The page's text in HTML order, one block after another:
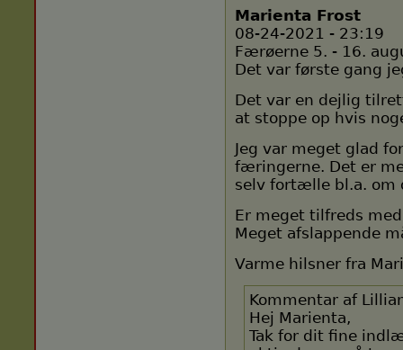
Marienta Frost
08-24-2021 - 23:19
Færøerne 5. - 16.
Det var første gang
Det var en dejlig
at stoppe op hvis
Jeg var meget glad
færingerne. Det er
selv fortælle bl.a. om
Er meget tilfreds
Meget afslappende
Varme hilsner fra
Kommentar af
Hej Marienta,
Tak for dit fine